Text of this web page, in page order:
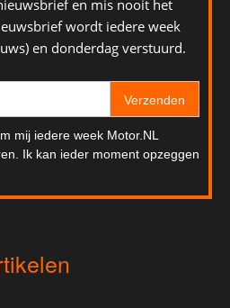
en mis nooit het
wordt iedere week
en donderdag verstuurd.
Verzenden
mij iedere week Motor.NL
Ik kan ieder moment opzeggen